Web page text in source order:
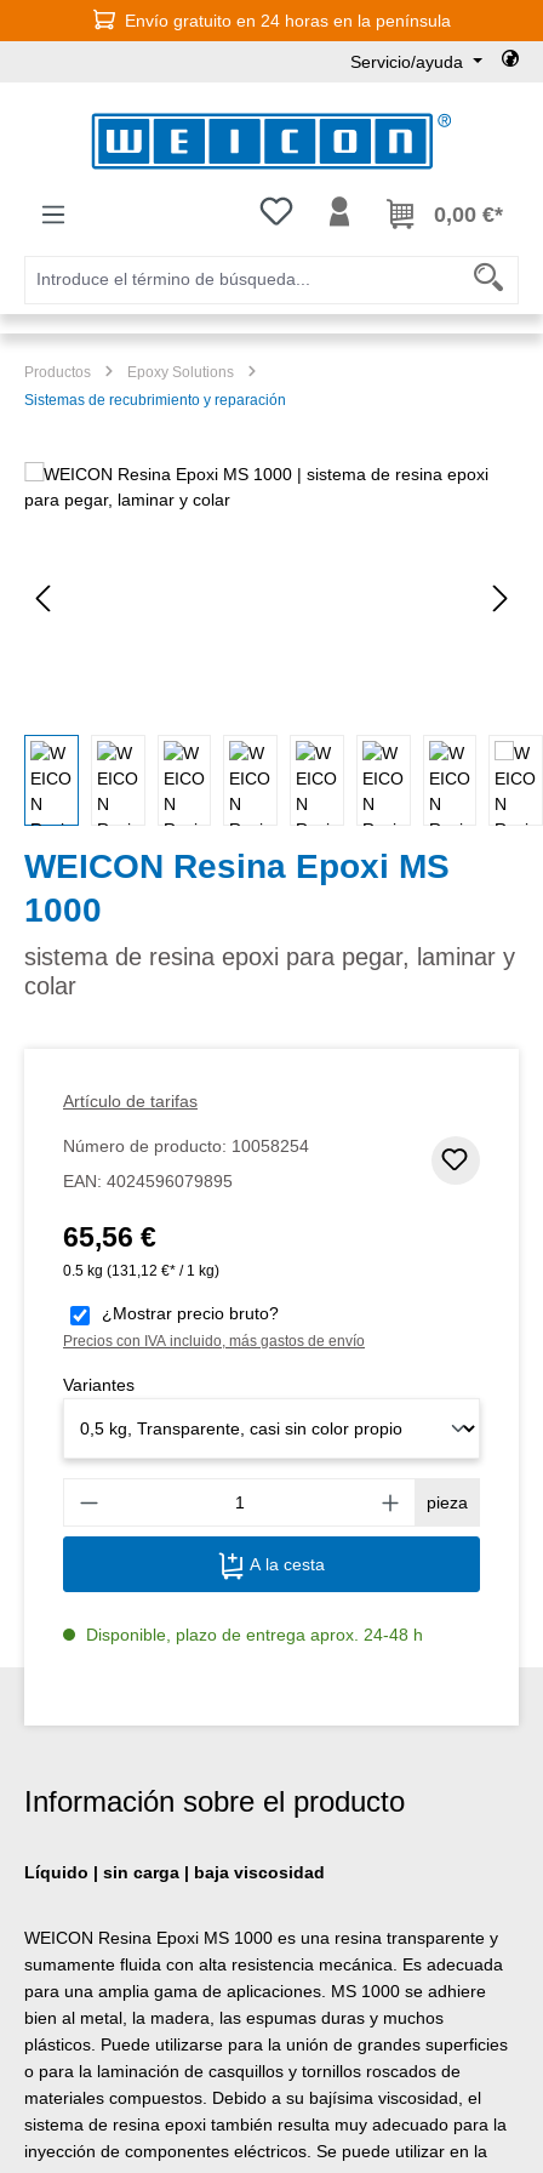
Saltar al contenido principalEnvío gratuito en 24 horas en la península
Servicio/ayuda
Tienes 0 artículos en tu lista de
0,00 €*
Productos
Epoxy Solutions
Sistemas de recubrimiento y reparación
Omitir galería de imágenes
WEICON Resina Epoxi MS
1000
sistema de resina epoxi para pegar, laminar y
colar
Artículo de tarifas
Número de producto: 10058254
EAN: 4024596079895
Precio normal:
65,56 €
0.5 kg (131,12 €* / 1 kg)
¿Mostrar precio bruto?
Precios con IVA incluido, más gastos de envío
Variantes
pieza
A la cesta
Disponible, plazo de entrega aprox. 24-48 h
Información sobre el producto
Líquido | sin carga | baja viscosidad
WEICON Resina Epoxi MS 1000 es una resina transparente y
sumamente fluida con alta resistencia mecánica. Es adecuada
para una amplia gama de aplicaciones. MS 1000 se adhiere
bien al metal, la madera, las espumas duras y muchos
plásticos. Puede utilizarse para la unión de grandes superficies
o para la laminación de casquillos y tornillos roscados de
materiales compuestos. Debido a su bajísima viscosidad, el
sistema de resina epoxi también resulta muy adecuado para la
inyección de componentes eléctricos. Se puede utilizar en la